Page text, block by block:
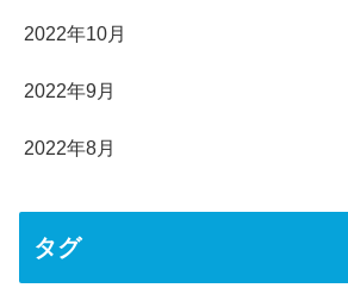
2022年10月
2022年9月
2022年8月
タグ